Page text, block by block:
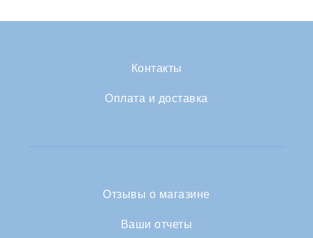
Контакты
Оплата и доставка
Отзывы о магазине
Ваши отчеты